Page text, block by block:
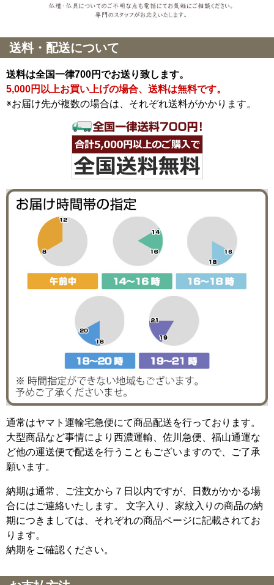
送料・配送について
送料は全国一律700円でお送り致します。
5,000円以上お買い上げの場合、送料は無料です。
※お届け先が複数の場合は、それぞれ送料がかかります。
通常はヤマト運輸宅急便にて商品配送を行っております。
大型商品など事情により西濃運輸、佐川急便、福山通運な
ど他の運送便で配送を行うこともございますので、ご了承
願います。
納期は通常、ご注文から７日以内ですが、日数がかかる場
合にはご連絡いたします。 文字入り、家紋入りの商品の納
期につきましては、それぞれの商品ページに記載されてお
ります。
納期をご確認ください。